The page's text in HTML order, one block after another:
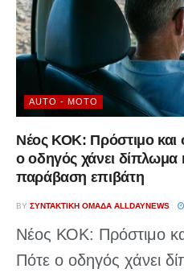
AUTO - MOTO
Νέος ΚΟΚ: Πρόστιμο και
ο οδηγός χάνει δίπλωμα
παράβαση επιβάτη
BY ΣΥΝΤΑΚΤΙΚΉ ΟΜΆΔΑ ALLDAYNEWS
Νέος ΚΟΚ: Πρόστιμο
Πότε ο οδηγός χάνει